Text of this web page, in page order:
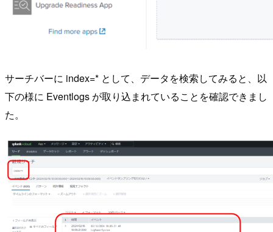
サーチバーに index=* として、データを検索してみると、以
下の様に Eventlogs が取り込まれていることを確認できまし
た。